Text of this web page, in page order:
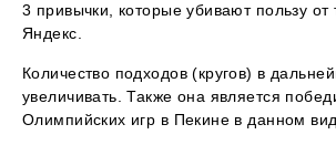
3 привычки, которые убивают пользу от
Яндекс.
Количество подходов (кругов) в
увеличивать. Также она является
Олимпийских игр в Пекине в данном